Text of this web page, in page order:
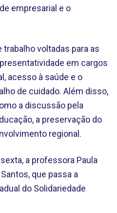
empresarial e o
voltadas para as
em cargos
acesso à saúde e o
de cuidado. Além disso,
a discussão pela
a preservação do
regional.
a professora Paula
que passa a
do Solidariedade